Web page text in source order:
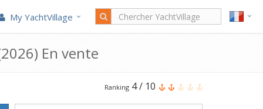
My YachtVillage
En vente
Le
Quicksilver
Ranking 4/ 10